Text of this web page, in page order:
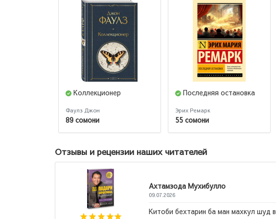
Коллекционер
Фаулз Джон
89 сомони
Последняя остановка
Эрих Ремарк
55 сомони
Отзывы и рецензии наших читателей
махкул шуд ва бо нархи
22.07.2026
Потрясающий
офисе Китобз,